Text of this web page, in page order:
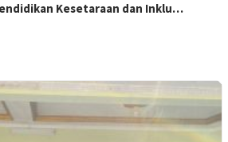
Kesetaraan dan Inklu…